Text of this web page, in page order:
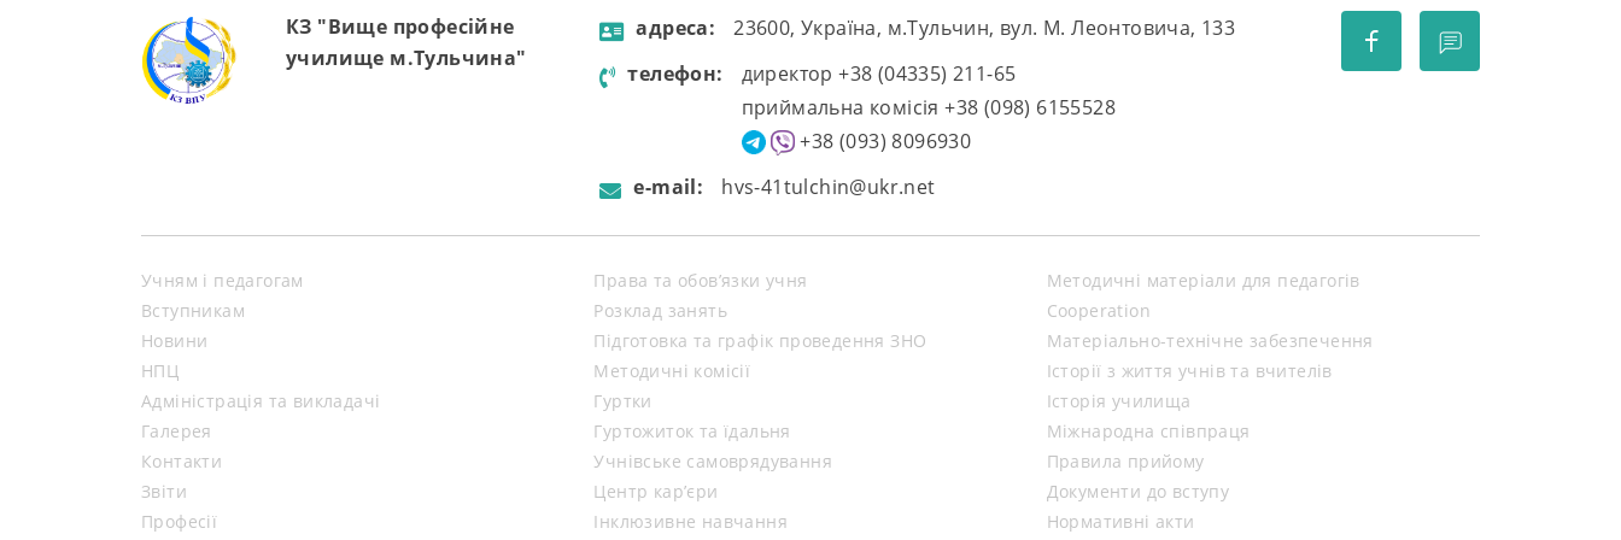
КЗ "Вище професійне
училище м.Тульчина"
aдресa:
23600, Україна, м.Тульчин, вул. М. Леонтовича, 133
телефон:
директор +38 (04335) 211-65
приймальна комісія +38 (098) 6155528
+38 (093) 8096930
e-mail:
hvs-41tulchin@ukr.net
Учням і педагогам
Вступникам
Новини
НПЦ
Адміністрація та викладачі
Галерея
Контакти
Звіти
Професії
Права та обов’язки учня
Розклад занять
Підготовка та графік проведення ЗНО
Методичні комісії
Гуртки
Гуртожиток та їдальня
Учнівське самоврядування
Центр кар’єри
Інклюзивне навчання
Методичні матеріали для педагогів
Cooperation
Матеріально-технічне забезпечення
Історії з життя учнів та вчителів
Історія училища
Міжнародна співпраця
Правила прийому
Документи до вступу
Нормативні акти